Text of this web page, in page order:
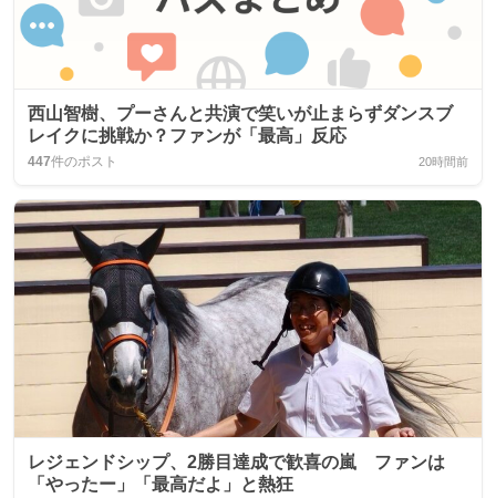
西山智樹、プーさんと共演で笑いが止まらずダンスブ
レイクに挑戦か？ファンが「最高」反応
447件のポスト 20時間前
レジェンドシップ、2勝目達成で歓喜の嵐 ファンは
「やったー」「最高だよ」と熱狂